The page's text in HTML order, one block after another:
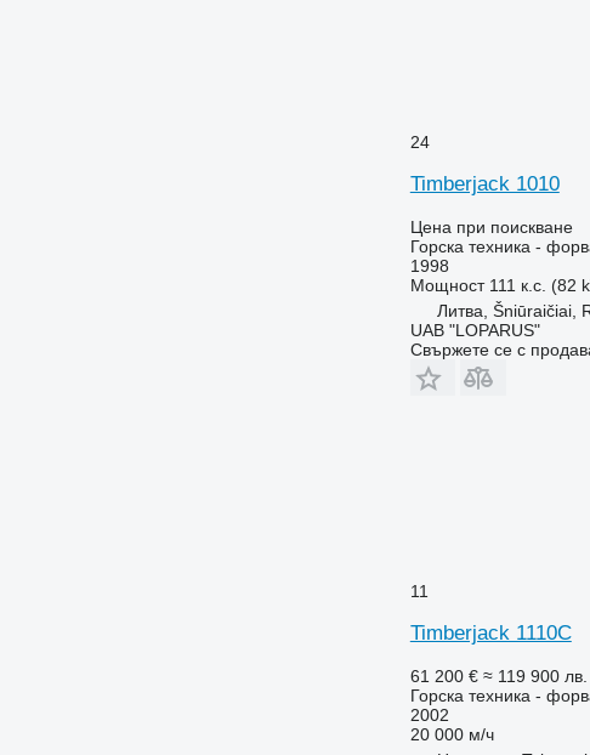
24
Timberjack 1010
Цена при поискване
Горска техника -
1998
Мощност 111 к.с. (82
Литва, Šniūraičiai,
UAB "LOPARUS"
Свържете се с
11
Timberjack 1110C
61 200 € ≈ 119 900 лв.
Горска техника -
2002
20 000 м/ч